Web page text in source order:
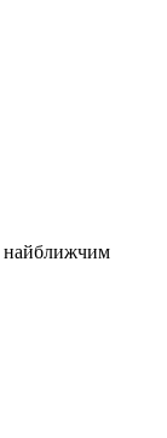
найближчим